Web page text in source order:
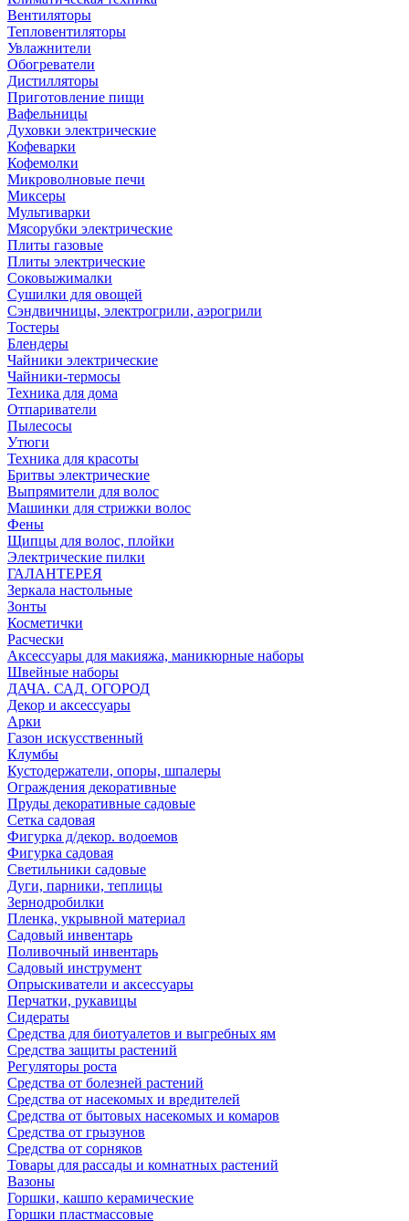
Вентиляторы
Тепловентиляторы
Увлажнители
Обогреватели
Дистилляторы
Приготовление пищи
Вафельницы
Духовки электрические
Кофеварки
Кофемолки
Микроволновые печи
Миксеры
Мультиварки
Мясорубки электрические
Плиты газовые
Плиты электрические
Соковыжималки
Сушилки для овощей
Сэндвичницы, электрогрили, аэрогрили
Тостеры
Блендеры
Чайники электрические
Чайники-термосы
Техника для дома
Отпариватели
Пылесосы
Утюги
Техника для красоты
Бритвы электрические
Выпрямители для волос
Машинки для стрижки волос
Фены
Щипцы для волос, плойки
Электрические пилки
ГАЛАНТЕРЕЯ
Зеркала настольные
Зонты
Косметички
Расчески
Аксессуары для макияжа, маникюрные наборы
Швейные наборы
ДАЧА. САД. ОГОРОД
Декор и аксессуары
Арки
Газон искусственный
Клумбы
Кустодержатели, опоры, шпалеры
Ограждения декоративные
Пруды декоративные садовые
Сетка садовая
Фигурка д/декор. водоемов
Фигурка садовая
Светильники садовые
Дуги, парники, теплицы
Зернодробилки
Пленка, укрывной материал
Садовый инвентарь
Поливочный инвентарь
Садовый инструмент
Опрыскиватели и аксессуары
Перчатки, рукавицы
Сидераты
Средства для биотуалетов и выгребных ям
Средства защиты растений
Регуляторы роста
Средства от болезней растений
Средства от насекомых и вредителей
Средства от бытовых насекомых и комаров
Средства от грызунов
Средства от сорняков
Товары для рассады и комнатных растений
Вазоны
Горшки, кашпо керамические
Горшки пластмассовые